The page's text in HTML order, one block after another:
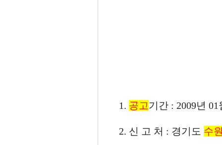
1. 공고기간 : 2009년
2. 신 고 처 : 경기도 수